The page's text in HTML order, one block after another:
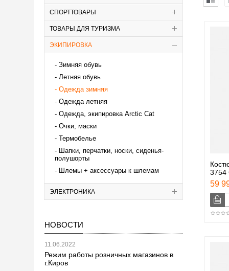
СПОРТТОВАРЫ
ТОВАРЫ ДЛЯ ТУРИЗМА
ЭКИПИРОВКА
Зимняя обувь
Летняя обувь
Одежда зимняя
Одежда летняя
Одежда, экипировка Аrctic Cat
Очки, маски
Термобелье
Шапки, перчатки, носки, сиденья-
полушорты
Шлемы + аксессуары к шлемам
ЭЛЕКТРОНИКА
НОВОСТИ
11.06.2022
Режим работы розничных магазинов в
г.Киров
3754
59